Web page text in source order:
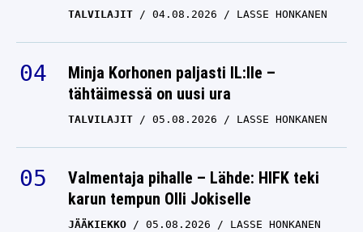
TALVILAJIT 04.08.2026 LASSE HONKANEN
Minja Korhonen paljasti IL:lle –
tähtäimessä on uusi ura
TALVILAJIT 05.08.2026 LASSE HONKANEN
Valmentaja pihalle – Lähde: HIFK teki
karun tempun Olli Jokiselle
JÄÄKIEKKO 05.08.2026 LASSE HONKANEN